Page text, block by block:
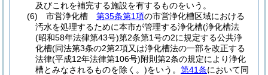
及びこれを補完する施設を有するものをいう。
(6)
市営浄化槽 第35条第1項の市営浄化槽区域における
汚水を処理するために本市が管理する浄化槽(浄化槽法
(昭和58年法律第43号)第2条第1号の2に規定する公共浄
化槽(同法第3条の2第2項又は浄化槽法の一部を改正する
法律(平成12年法律第106号)附則第2条の規定により浄化
槽とみなされるものを除く。)をいう。 第41条において同